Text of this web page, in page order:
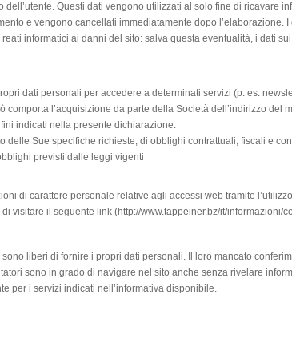
Questi dati vengono utilizzati al solo fine di ricavare
e vengono cancellati immediatamente dopo l’elaborazione.
informatici ai danni del sito: salva questa eventualità, i dati
dati personali per accedere a determinati servizi (p. es.
comporta l’acquisizione da parte della Società dell’indirizzo del
indicati nella presente dichiarazione.
delle Sue specifiche richieste, di obblighi contrattuali, fiscali e
previsti dalle leggi vigenti
di carattere personale relative agli accessi web tramite
visitare il seguente link (http://www.tappeiner.bz/it/informazioni/
liberi di fornire i propri dati personali. Il loro mancato
sono in grado di navigare nel sito anche senza rivelare
per i servizi indicati nell’informativa disponibile.